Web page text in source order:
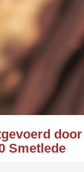
door
Smetlede